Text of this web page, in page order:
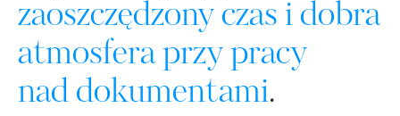
zaoszczędzony czas i dobra
atmosfera przy pracy
nad dokumentami.